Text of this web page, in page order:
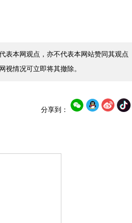
表本网观点，亦不代表本网站赞同其观点
视情况可立即将其撤除。
分享到：